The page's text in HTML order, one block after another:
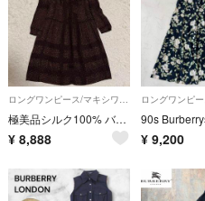
ロングワンピース/マキシワンピース
極美品シルク100% バーバリーロンドン ボウタイワンピース シャドウチェック
¥ 8,888 ¥ 9,200